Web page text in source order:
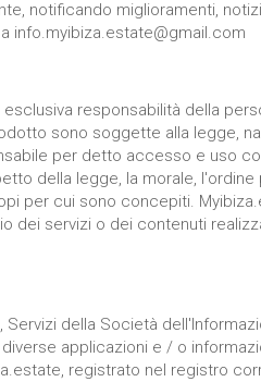
notificando miglioramenti,
info.myibiza.estate@gmail.com
responsabilità della
sono soggette alla legge,
per detto accesso e uso
della legge, la morale, l'ordine
per cui sono concepiti.
dei servizi o dei contenuti
della Società
applicazioni e / o
registrato nel registro